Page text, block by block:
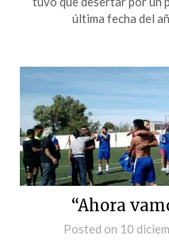
última fecha del
“Ahora
Posted on 10